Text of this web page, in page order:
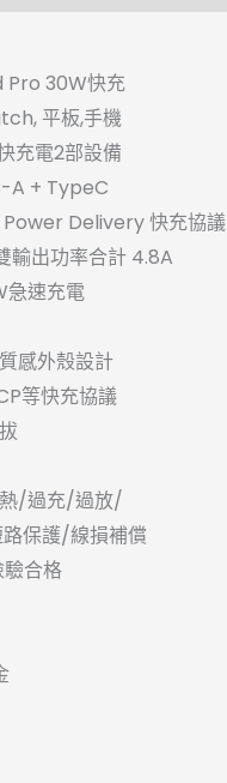
Pro 30W快充
平板,手機
充電2部設備
A + TypeC
Delivery 快充協議
輸出功率合計 4.8A
急速充電
感外殼設計
等快充協議
/過充/過放/
保護/線損補償
合格